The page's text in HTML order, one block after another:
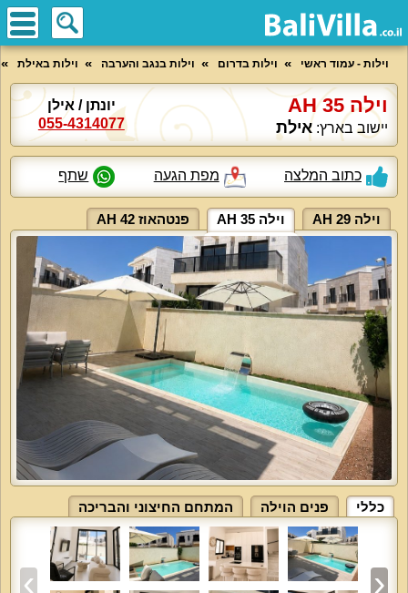
וילות - עמוד ראשי וילות בדרום וילות בנגב והערבה וילות באילת
וילה AH 35
יישוב בארץ: אילת
יונתן / אילן
055-4314077
כתוב המלצה מפת הגעה שתף
וילה 29 AH וילה AH 35 פנטהאוז AH 42
כללי פנים הוילה המתחם החיצוני והבריכה